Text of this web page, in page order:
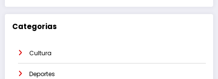
Categorias
Cultura
Deportes